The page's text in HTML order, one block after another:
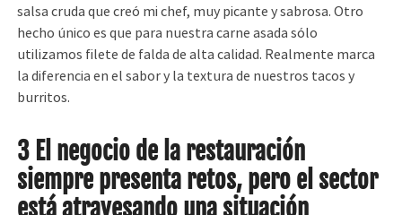
salsa cruda que creó mi chef, muy picante y sabrosa. Otro
hecho único es que para nuestra carne asada sólo
utilizamos filete de falda de alta calidad. Realmente marca
la diferencia en el sabor y la textura de nuestros tacos y
burritos.
3 El negocio de la restauración
siempre presenta retos, pero el sector
está atravesando una situación